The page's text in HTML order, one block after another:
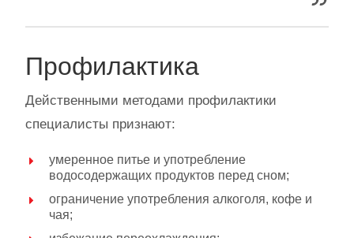
Профилактика
Действенными методами профилактики
специалисты признают:
умеренное питье и употребление
водосодержащих продуктов перед сном;
ограничение употребления алкоголя, кофе и
чая;